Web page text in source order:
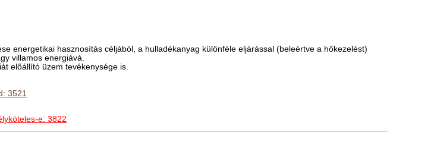
energetikai hasznosítás céljából, a hulladékanyag különféle eljárással (beleértve a hőkezelést)
villamos energiává.
előállító üzem tevékenysége is.
3521
e: 3822